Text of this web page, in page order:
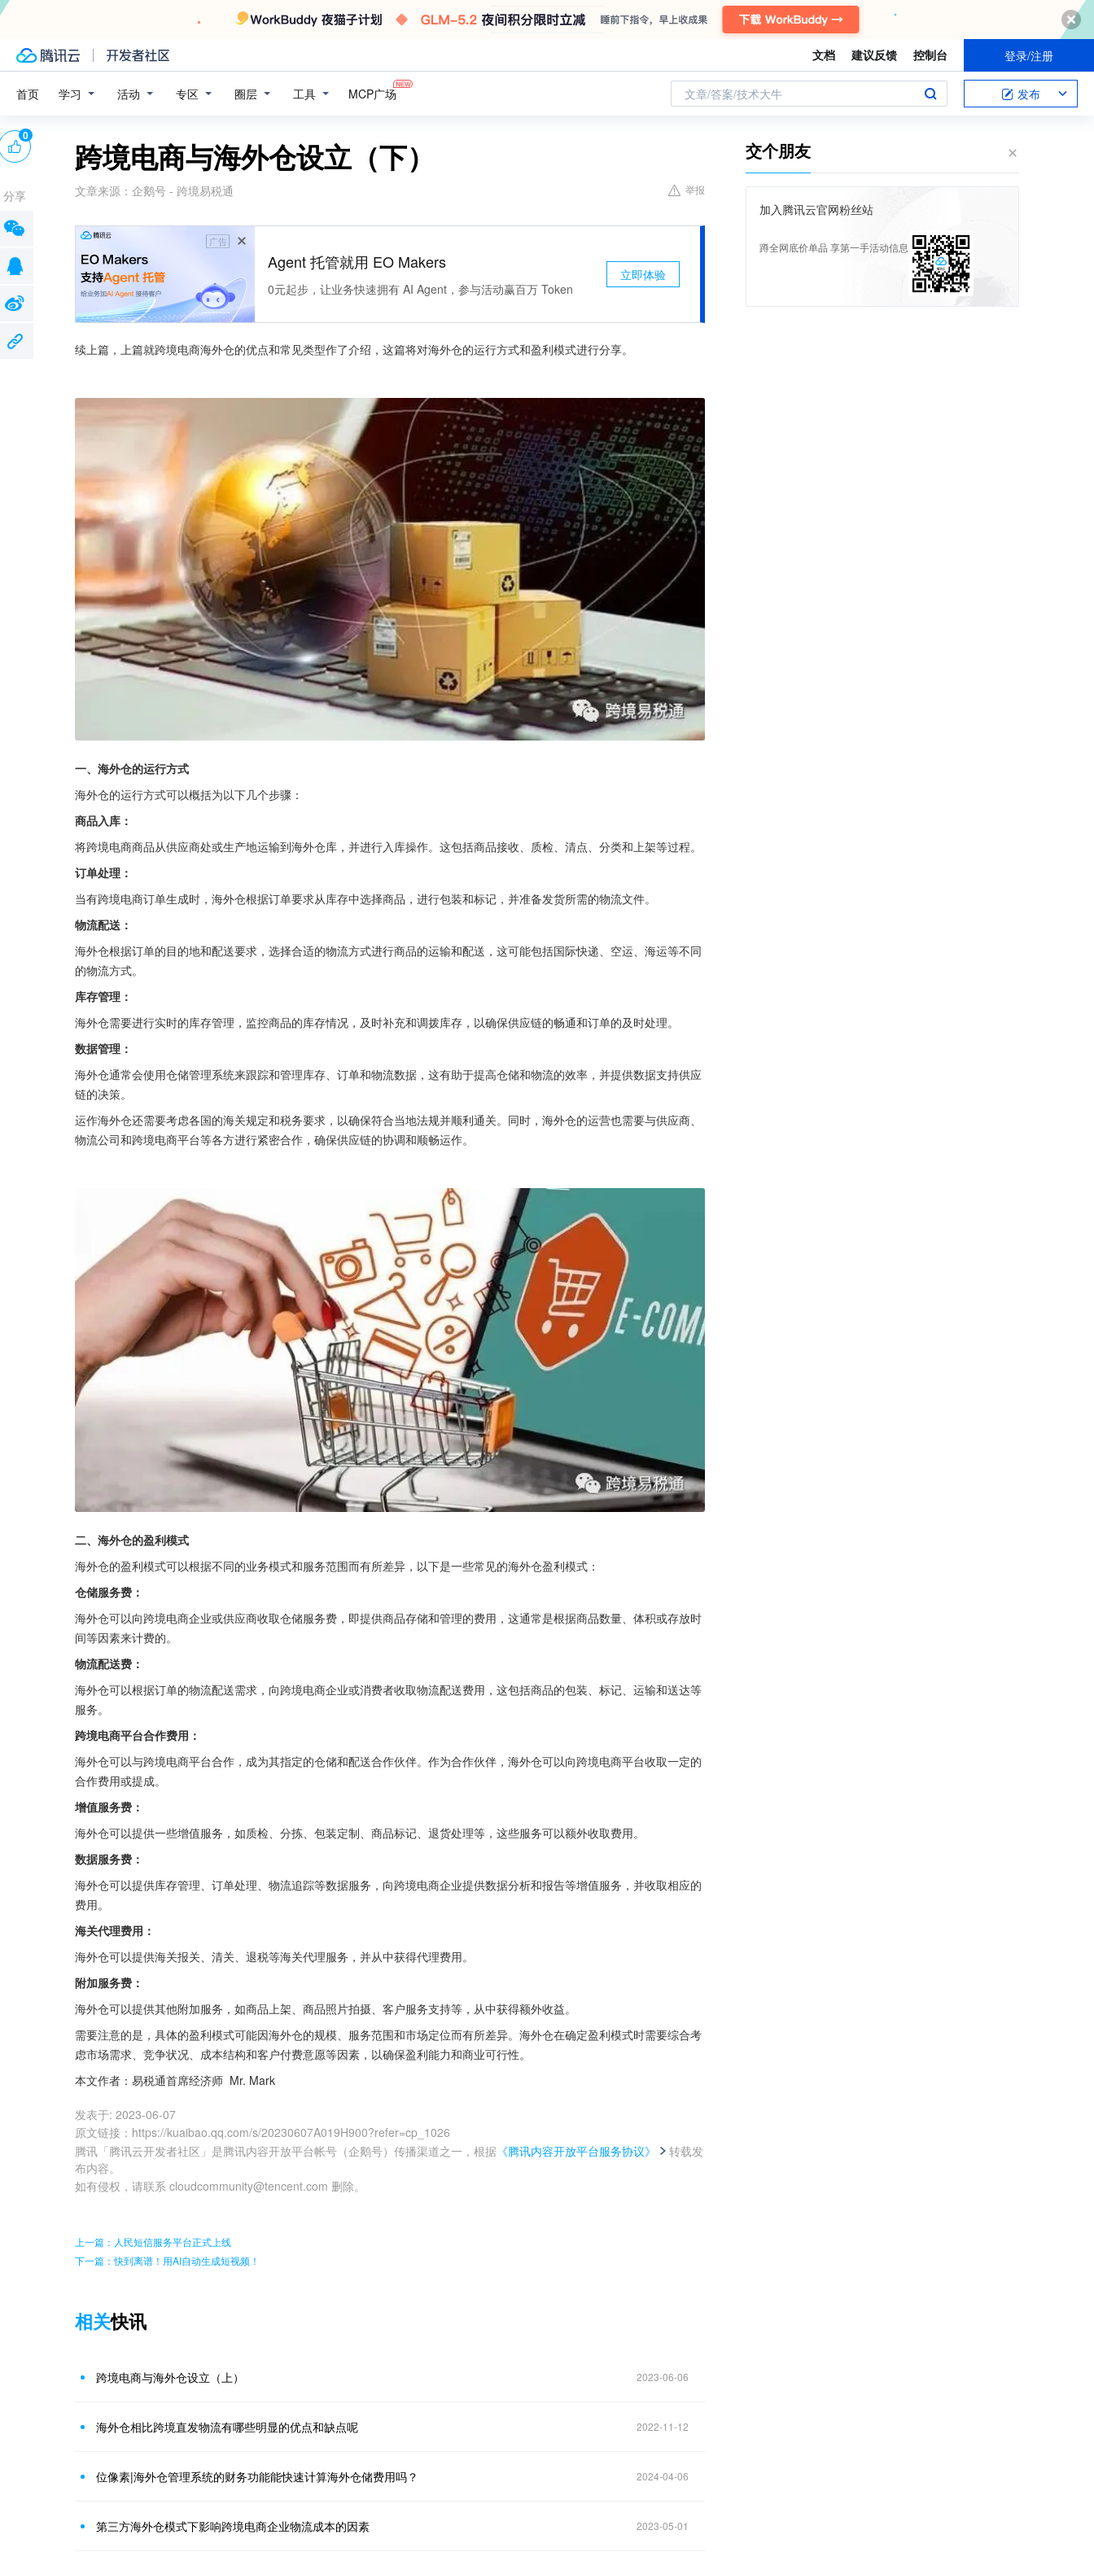
文档 建议反馈 控制台 登录/注册
首页 学习 活动 专区 圈层 工具 MCP广场 文章/答案/技术大牛 发布
跨境电商与海外仓设立（下）
文章来源： 企鹅号 - 跨境易税通 举报
广告
Agent 托管就用 EO Makers
0元起步，让业务快速拥有 AI Agent，参与活动赢百万 Token
立即体验
续上篇，上篇就跨境电商海外仓的优点和常见类型作了介绍，这篇将对海外仓的运行方式和盈利模式进行分享。
一、海外仓的运行方式
海外仓的运行方式可以概括为以下几个步骤：
商品入库：
将跨境电商商品从供应商处或生产地运输到海外仓库，并进行入库操作。这包括商品接收、质检、清点、分类和上架等过程。
订单处理：
当有跨境电商订单生成时，海外仓根据订单要求从库存中选择商品，进行包装和标记，并准备发货所需的物流文件。
物流配送：
海外仓根据订单的目的地和配送要求，选择合适的物流方式进行商品的运输和配送，这可能包括国际快递、空运、海运等不同
的物流方式。
库存管理：
海外仓需要进行实时的库存管理，监控商品的库存情况，及时补充和调拨库存，以确保供应链的畅通和订单的及时处理。
数据管理：
海外仓通常会使用仓储管理系统来跟踪和管理库存、订单和物流数据，这有助于提高仓储和物流的效率，并提供数据支持供应
链的决策。
运作海外仓还需要考虑各国的海关规定和税务要求，以确保符合当地法规并顺利通关。同时，海外仓的运营也需要与供应商、
物流公司和跨境电商平台等各方进行紧密合作，确保供应链的协调和顺畅运作。
二、海外仓的盈利模式
海外仓的盈利模式可以根据不同的业务模式和服务范围而有所差异，以下是一些常见的海外仓盈利模式：
仓储服务费：
海外仓可以向跨境电商企业或供应商收取仓储服务费，即提供商品存储和管理的费用，这通常是根据商品数量、体积或存放时
间等因素来计费的。
物流配送费：
海外仓可以根据订单的物流配送需求，向跨境电商企业或消费者收取物流配送费用，这包括商品的包装、标记、运输和送达等
服务。
跨境电商平台合作费用：
海外仓可以与跨境电商平台合作，成为其指定的仓储和配送合作伙伴。作为合作伙伴，海外仓可以向跨境电商平台收取一定的
合作费用或提成。
增值服务费：
海外仓可以提供一些增值服务，如质检、分拣、包装定制、商品标记、退货处理等，这些服务可以额外收取费用。
数据服务费：
海外仓可以提供库存管理、订单处理、物流追踪等数据服务，向跨境电商企业提供数据分析和报告等增值服务，并收取相应的
费用。
海关代理费用：
海外仓可以提供海关报关、清关、退税等海关代理服务，并从中获得代理费用。
附加服务费：
海外仓可以提供其他附加服务，如商品上架、商品照片拍摄、客户服务支持等，从中获得额外收益。
需要注意的是，具体的盈利模式可能因海外仓的规模、服务范围和市场定位而有所差异。海外仓在确定盈利模式时需要综合考
虑市场需求、竞争状况、成本结构和客户付费意愿等因素，以确保盈利能力和商业可行性。
本文作者：易税通首席经济师  Mr. Mark
发表于: 2023-06-07
原文链接 ： https://kuaibao.qq.com/s/20230607A019H900?refer=cp_1026
腾讯「腾讯云开发者社区」是腾讯内容开放平台帐号（企鹅号）传播渠道之一，根据 《腾讯内容开放平台服务协议》
转载发
布内容。
如有侵权，请联系 cloudcommunity@tencent.com 删除。
0
分享
上一篇：人民短信服务平台正式上线
下一篇：快到离谱！用AI自动生成短视频！
相关快讯
跨境电商与海外仓设立（上） 2023-06-06
海外仓相比跨境直发物流有哪些明显的优点和缺点呢 2022-11-12
位像素|海外仓管理系统的财务功能能快速计算海外仓储费用吗？ 2024-04-06
第三方海外仓模式下影响跨境电商企业物流成本的因素 2023-05-01
交个朋友
加入腾讯云官网粉丝站
蹲全网底价单品 享第一手活动信息